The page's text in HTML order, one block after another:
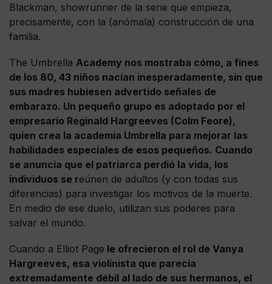
Blackman, showrunner de la serie que empieza,
precisamente, con la (anómala) construcción de una
familia.
The Umbrella Academy nos mostraba cómo, a fines
de los 80, 43 niños nacían inesperadamente, sin que
sus madres hubiesen advertido señales de
embarazo. Un pequeño grupo es adoptado por el
empresario Reginald Hargreeves (Colm Feore),
quien crea la academia Umbrella para mejorar las
habilidades especiales de esos pequeños. Cuando
se anuncia que el patriarca perdió la vida, los
individuos se reúnen de adultos (y con todas sus
diferencias) para investigar los motivos de la muerte.
En medio de ese duelo, utilizan sus poderes para
salvar el mundo.
Cuando a Elliot Page le ofrecieron el rol de Vanya
Hargreeves, esa violinista que parecía
extremadamente débil al lado de sus hermanos, el